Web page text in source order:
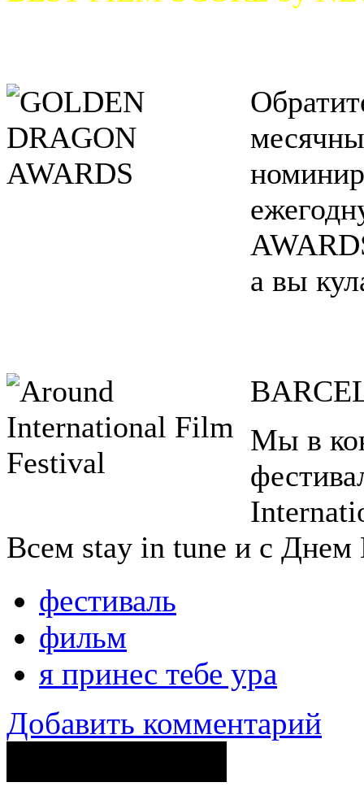
а вы
Мы в
Всем stay in tune и с
фестиваль
фильм
я принес тебе ура
Добавить комментарий